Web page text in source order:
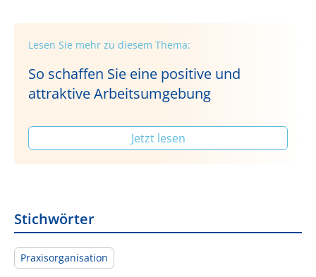
Lesen Sie mehr zu diesem Thema:
So schaffen Sie eine positive und
attraktive Arbeitsumgebung
Jetzt lesen
Stichwörter
Praxisorganisation